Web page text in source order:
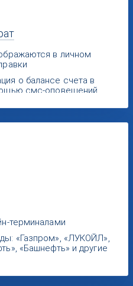
в личном
о балансе счета в
смс-оповещений
терминалами
«Газпром», «ЛУКОЙЛ»,
«Башнефть» и другие